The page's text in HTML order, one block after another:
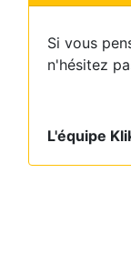
Si vous
n'hésitez
L'équipe